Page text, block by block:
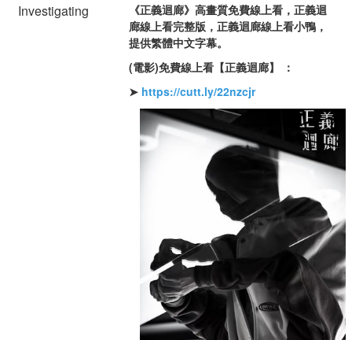
Investigating
《正義迴廊》高畫質免費線上看，正義迴
廊線上看完整版，正義迴廊線上看小鴨，
提供繁體中文字幕。
(電影)免費線上看【正義迴廊】 ：
➤ https://cutt.ly/22nzcjr